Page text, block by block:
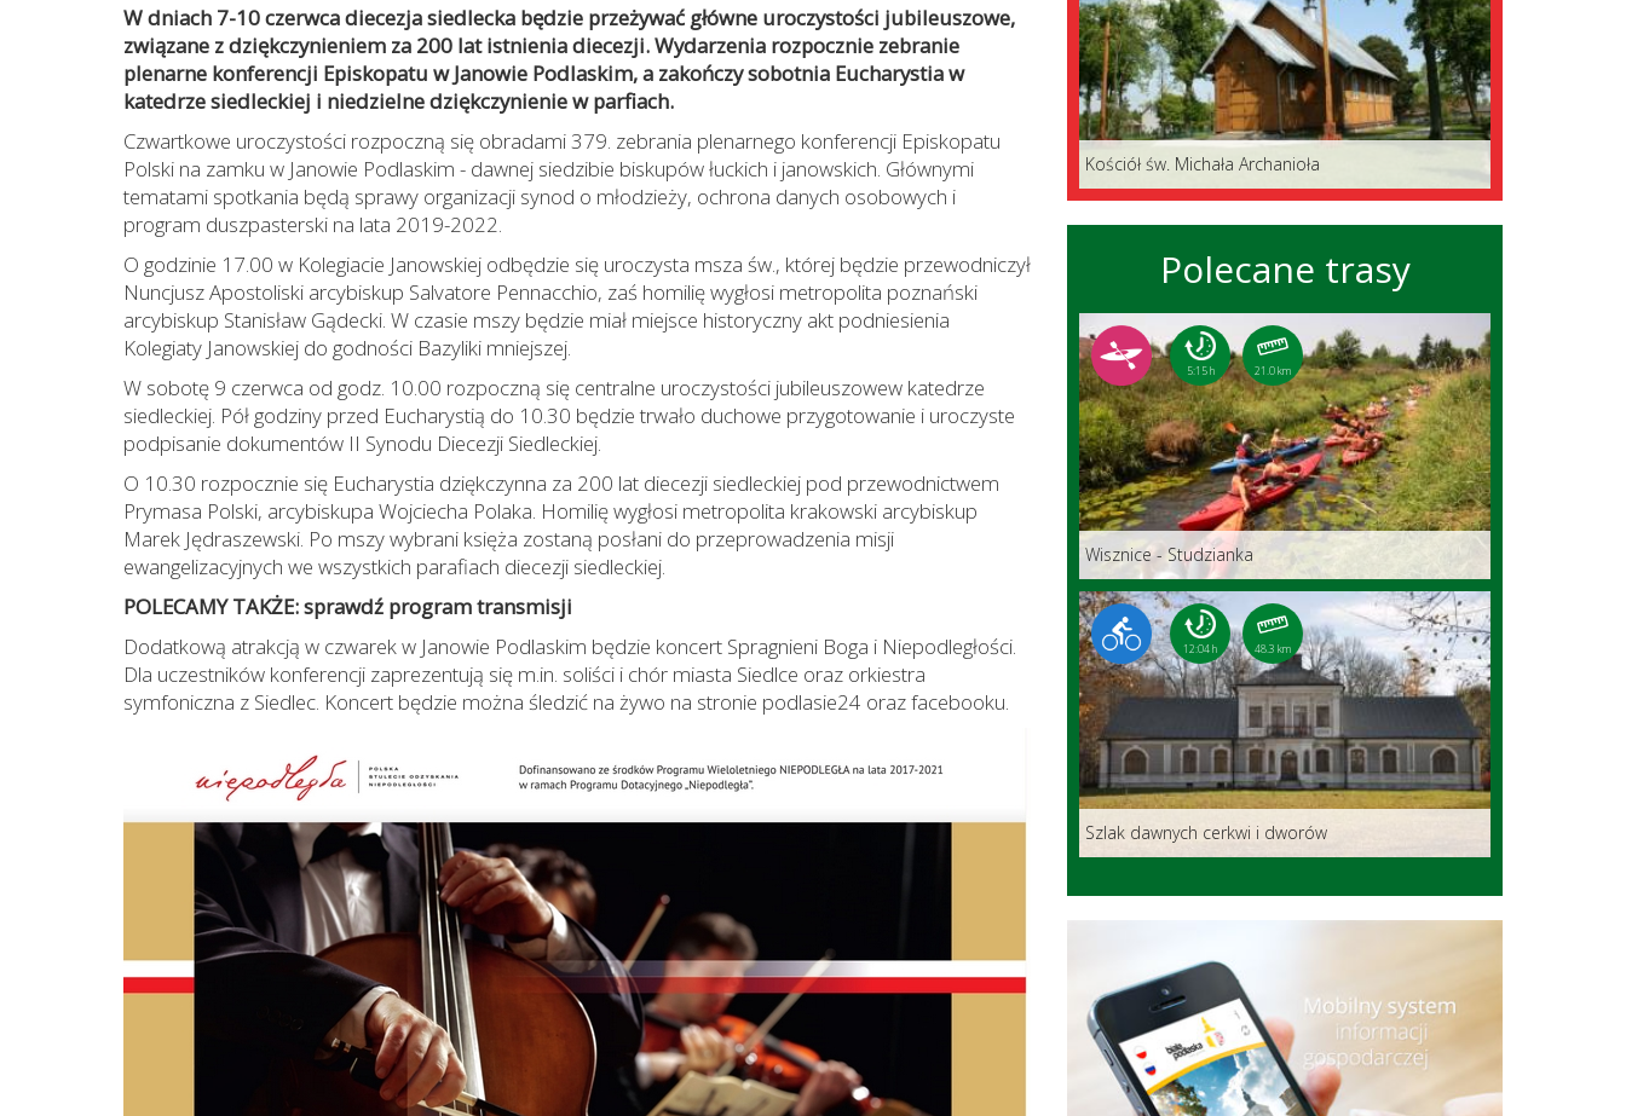
W dniach 7-10 czerwca diecezja siedlecka będzie przeżywać główne uroczystości jubileuszowe,
związane z dziękczynieniem za 200 lat istnienia diecezji. Wydarzenia rozpocznie zebranie
plenarne konferencji Episkopatu w Janowie Podlaskim, a zakończy sobotnia Eucharystia w
katedrze siedleckiej i niedzielne dziękczynienie w parfiach.
Czwartkowe uroczystości rozpoczną się obradami 379. zebrania plenarnego konferencji Episkopatu
Polski na zamku w Janowie Podlaskim - dawnej siedzibie biskupów łuckich i janowskich. Głównymi
tematami spotkania będą sprawy organizacji synod o młodzieży, ochrona danych osobowych i
program duszpasterski na lata 2019-2022.
O godzinie 17.00 w Kolegiacie Janowskiej odbędzie się uroczysta msza św., której będzie przewodniczył
Nuncjusz Apostoliski arcybiskup Salvatore Pennacchio, zaś homilię wygłosi metropolita poznański
arcybiskup Stanisław Gądecki. W czasie mszy będzie miał miejsce historyczny akt podniesienia
Kolegiaty Janowskiej do godności Bazyliki mniejszej.
W sobotę 9 czerwca od godz. 10.00 rozpoczną się centralne uroczystości jubileuszowew katedrze
siedleckiej. Pół godziny przed Eucharystią do 10.30 będzie trwało duchowe przygotowanie i uroczyste
podpisanie dokumentów II Synodu Diecezji Siedleckiej.
O 10.30 rozpocznie się Eucharystia dziękczynna za 200 lat diecezji siedleckiej pod przewodnictwem
Prymasa Polski, arcybiskupa Wojciecha Polaka. Homilię wygłosi metropolita krakowski arcybiskup
Marek Jędraszewski. Po mszy wybrani księża zostaną posłani do przeprowadzenia misji
ewangelizacyjnych we wszystkich parafiach diecezji siedleckiej.
POLECAMY TAKŻE: sprawdź program transmisji
Dodatkową atrakcją w czwarek w Janowie Podlaskim będzie koncert Spragnieni Boga i Niepodległości.
Dla uczestników konferencji zaprezentują się m.in. soliści i chór miasta Siedlce oraz orkiestra
symfoniczna z Siedlec. Koncert będzie można śledzić na żywo na stronie podlasie24 oraz facebooku.
Kościół św. Michała Archanioła
Polecane trasy
5:15 h 21.0 km
Wisznice - Studzianka
12:04 h 48.3 km
Szlak dawnych cerkwi i dworów